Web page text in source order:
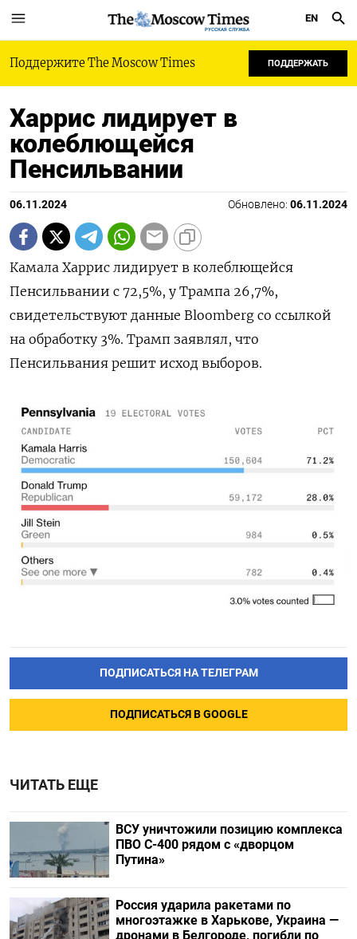
РУССКАЯ СЛУЖБА
EN
Поддержите The Moscow Times ПОДДЕРЖАТЬ
Харрис лидирует в
колеблющейся
Пенсильвании
06.11.2024 Обновлено: 06.11.2024
Камала Харрис лидирует в колеблющейся
Пенсильвании с 72,5%, у Трампа 26,7%,
свидетельствуют данные Bloomberg со ссылкой
на обработку 3%. Трамп заявлял, что
Пенсильвания решит исход выборов.
ПОДПИСАТЬСЯ НА ТЕЛЕГРАМ
ПОДПИСАТЬСЯ В GOOGLE
ЧИТАТЬ ЕЩЕ
ВСУ уничтожили позицию комплекса
ПВО С-400 рядом с «дворцом
Путина»
Россия ударила ракетами по
многоэтажке в Харькове, Украина —
дронами в Белгороде, погибли по